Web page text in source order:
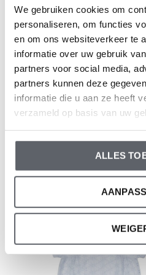
We gebruiken cookies om
personaliseren, om functies
en om ons websiteverkeer te
informatie over uw gebruik
partners voor social media,
partners kunnen deze
informatie die u aan ze heeft
verzameld op basis van uw
ALLES
empfehlen, die Größe auf der
Ihres Kindes auszuwählen.
Sollten Sie zweifeln, klicken Sie
Größentabelle.
0/ 5